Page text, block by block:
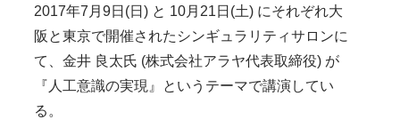
2017年7月9日(日) と 10月21日(土) にそれぞれ大
阪と東京で開催されたシンギュラリティサロンに
て、金井 良太氏 (株式会社アラヤ代表取締役) が
『人工意識の実現』というテーマで講演してい
る。